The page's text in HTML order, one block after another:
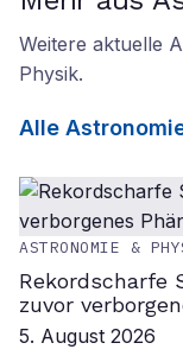
Weitere aktuelle
Physik.
Alle
ASTRONOMIE &
Rekordscharfe
zuvor
5. August 2026